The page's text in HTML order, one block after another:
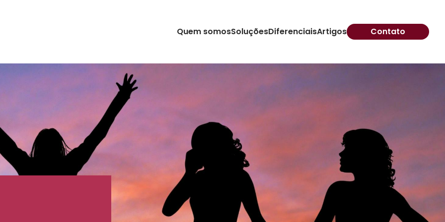
Quem somosSoluçõesDiferenciaisArtigos Contato